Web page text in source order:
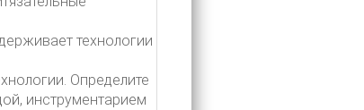
технологии
Определите
инструментарием